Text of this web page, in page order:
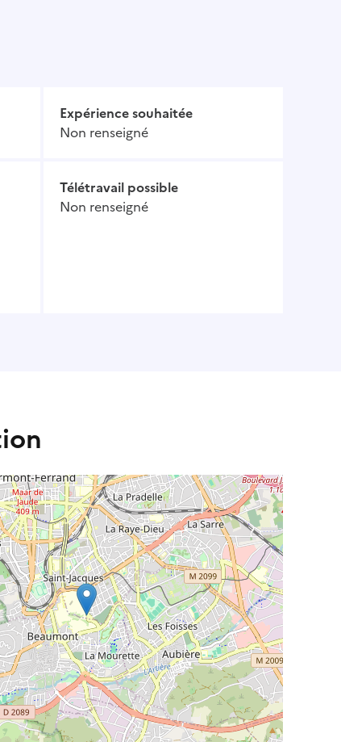
Expérience souhaitée
Non renseigné
Télétravail possible
Non renseigné